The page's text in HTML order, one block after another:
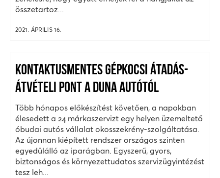
összetartoz...
2021. ÁPRILIS 16.
KONTAKTUSMENTES GÉPKOCSI ÁTADÁS-
ÁTVÉTELI PONT A DUNA AUTÓTÓL
Több hónapos előkészítést követően, a napokban
élesedett a 24 márkaszervizt egy helyen üzemeltető
óbudai autós vállalat okosszekrény-szolgáltatása.
Az újonnan kiépített rendszer országos szinten
egyedülálló az iparágban. Egyszerű, gyors,
biztonságos és környezettudatos szervizügyintézést
tesz leh...